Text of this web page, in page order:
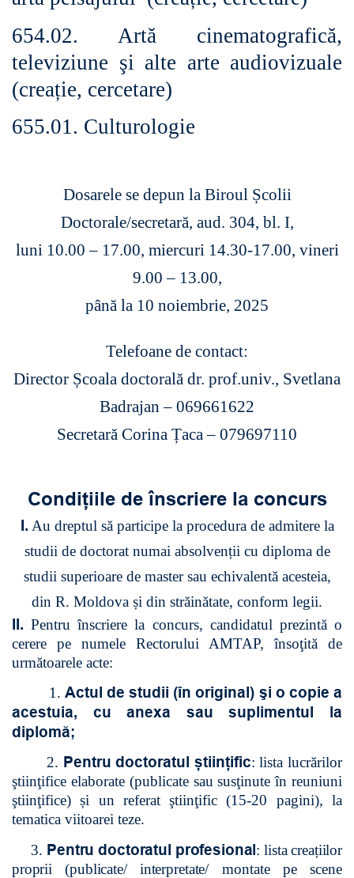
654.02. Artă cinematografică,
televiziune şi alte arte audiovizuale
(creație, cercetare)
655.01. Culturologie
Dosarele se depun la Biroul Școlii
Doctorale/secretară, aud. 304, bl. I,
luni 10.00 – 17.00, miercuri 14.30-17.00, vineri
9.00 – 13.00,
până la 10 noiembrie, 2025
Telefoane de contact:
Director Școala doctorală dr. prof.univ., Svetlana
Badrajan – 069661622
Secretară Corina Țaca – 079697110
Condițiile de înscriere la concurs
I. Au dreptul să participe la procedura de admitere la
studii de doctorat numai absolvenții cu diploma de
studii superioare de master sau echivalentă acesteia,
din R. Moldova și din străinătate, conform legii.
II. Pentru înscriere la concurs, candidatul prezintă o
cerere pe numele Rectorului AMTAP, însoţită de
următoarele acte:
1. Actul de studii (în original) şi o copie a
acestuia, cu anexa sau suplimentul la
diplomă;
2. Pentru doctoratul științific: lista lucrărilor
ştiinţifice elaborate (publicate sau susţinute în reuniuni
ştiinţifice) și un referat ştiinţific (15-20 pagini), la
tematica viitoarei teze.
3. Pentru doctoratul profesional: lista creațiilor
proprii (publicate/ interpretate/ montate pe scene